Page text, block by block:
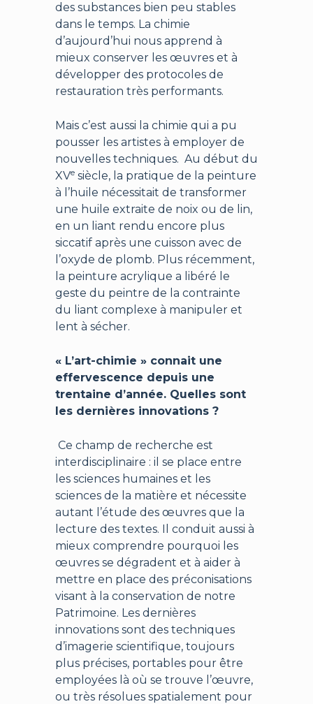
des substances bien peu stables
dans le temps. La chimie
d’aujourd’hui nous apprend à
mieux conserver les œuvres et à
développer des protocoles de
restauration très performants.
Mais c’est aussi la chimie qui a pu
pousser les artistes à employer de
nouvelles techniques. Au début du
XVe siècle, la pratique de la peinture
à l’huile nécessitait de transformer
une huile extraite de noix ou de lin,
en un liant rendu encore plus
siccatif après une cuisson avec de
l’oxyde de plomb. Plus récemment,
la peinture acrylique a libéré le
geste du peintre de la contrainte
du liant complexe à manipuler et
lent à sécher.
« L’art-chimie » connait une
effervescence depuis une
trentaine d’année. Quelles sont
les dernières innovations ?
Ce champ de recherche est
interdisciplinaire : il se place entre
les sciences humaines et les
sciences de la matière et nécessite
autant l’étude des œuvres que la
lecture des textes. Il conduit aussi à
mieux comprendre pourquoi les
œuvres se dégradent et à aider à
mettre en place des préconisations
visant à la conservation de notre
Patrimoine. Les dernières
innovations sont des techniques
d’imagerie scientifique, toujours
plus précises, portables pour être
employées là où se trouve l’œuvre,
ou très résolues spatialement pour